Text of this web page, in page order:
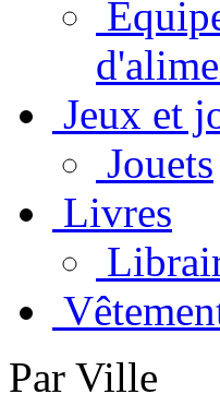
Jeux et
Jouets
Livres
Par Ville